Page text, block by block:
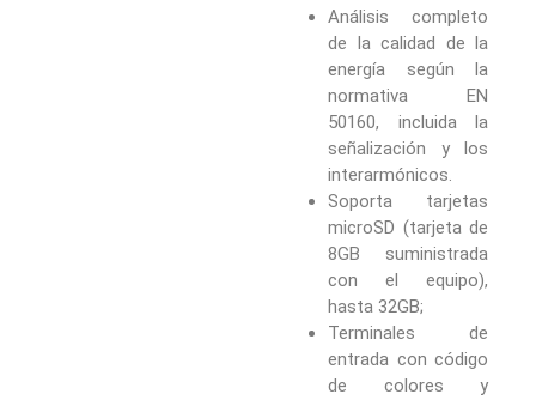
Análisis completo
de la calidad de la
energía según la
normativa EN
50160, incluida la
señalización y los
interarmónicos.
Soporta tarjetas
microSD (tarjeta de
8GB suministrada
con el equipo),
hasta 32GB;
Terminales de
entrada con código
de colores y